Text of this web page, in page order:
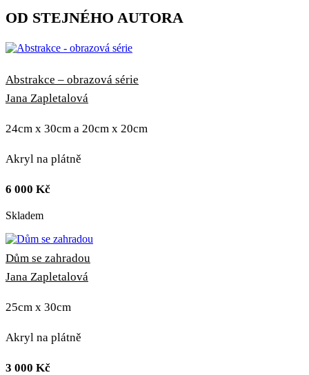
OD STEJNÉHO AUTORA
Abstrakce – obrazová série
Jana Zapletalová
24cm x 30cm a 20cm x 20cm
Akryl na plátně
6 000 Kč
Skladem
Dům se zahradou
Jana Zapletalová
25cm x 30cm
Akryl na plátně
3 000 Kč